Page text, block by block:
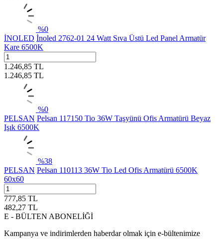
%0
İNOLED İnoled 2762-01 24 Watt Sıva Üstü Led Panel Armatür
Kare 6500K
1.246,85 TL
1.246,85 TL
%0
PELSAN Pelsan 117150 Tio 36W Taşyünü Ofis Armatürü Beyaz
Işık 6500K
%38
PELSAN Pelsan 110113 36W Tio Led Ofis Armatürü 6500K
60x60
777,85 TL
482,27 TL
E - BÜLTEN ABONELİĞİ
Kampanya ve indirimlerden haberdar olmak için e-bültenimize